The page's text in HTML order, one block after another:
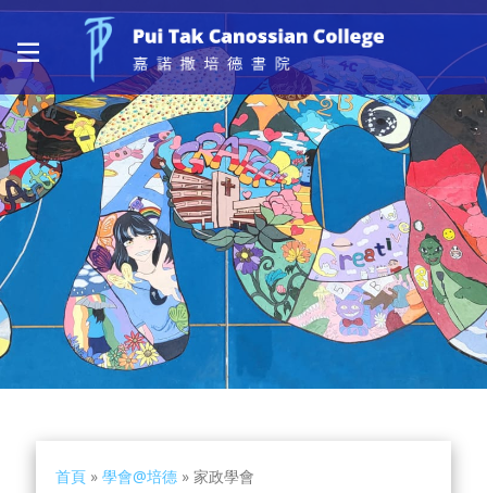
首頁 » 學會@培德 » 家政學會